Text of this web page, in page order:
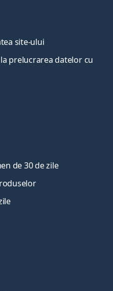
site-ului
prelucrarea datelor cu
de 30 de zile